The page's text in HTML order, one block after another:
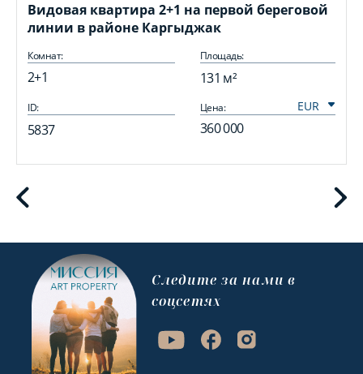
Видовая квартира 2+1 на первой береговой
линии в районе Каргыджак
Комнат:
2+1
Площадь:
131 м²
ID:
5837
Цена:
360 000
Cледите за нами в
соцсетях